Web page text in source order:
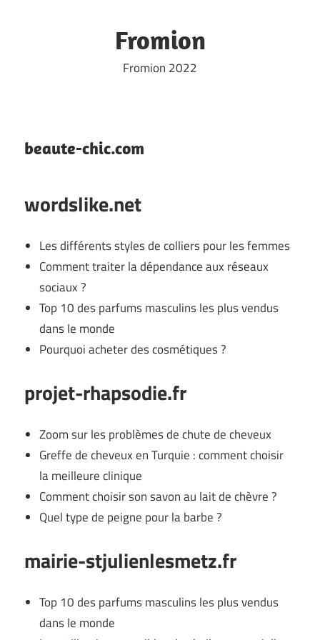
Fromion
Fromion 2022
beaute-chic.com
wordslike.net
Les différents styles de colliers pour les femmes
Comment traiter la dépendance aux réseaux
sociaux ?
Top 10 des parfums masculins les plus vendus
dans le monde
Pourquoi acheter des cosmétiques ?
projet-rhapsodie.fr
Zoom sur les problèmes de chute de cheveux
Greffe de cheveux en Turquie : comment choisir
la meilleure clinique
Comment choisir son savon au lait de chèvre ?
Quel type de peigne pour la barbe ?
mairie-stjulienlesmetz.fr
Top 10 des parfums masculins les plus vendus
dans le monde